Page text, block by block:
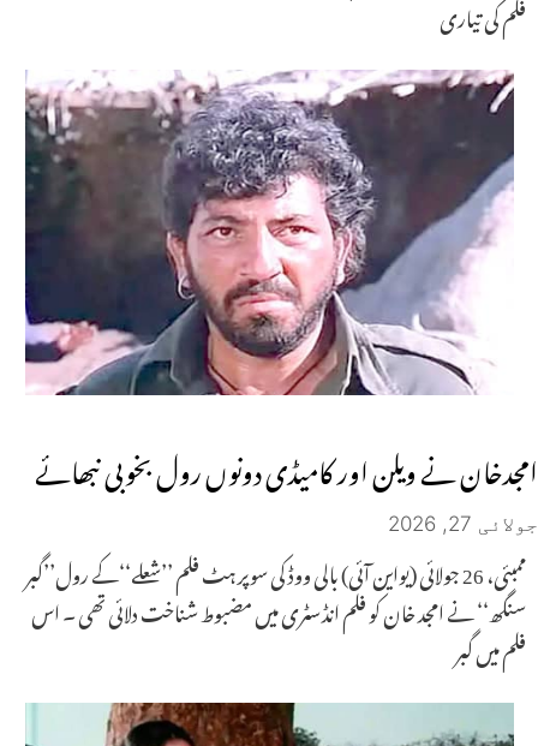
فلم کی تیاری
امجدخان نے ویلن اور کامیڈی دونوں رول بخوبی نبھائے
جولائی 27, 2026
ممبئی، 26 جولائی (یواین آئی) بالی ووڈ کی سوپر ہٹ فلم ’’شعلے‘‘کے رول’’گبر
سنگھ‘‘ نے امجد خان کو فلم انڈسٹری میں مضبوط شناخت دلائی تھی ۔ اس
فلم میں گبر